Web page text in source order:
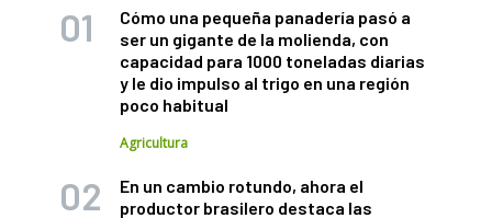
Cómo una pequeña panadería pasó a
ser un gigante de la molienda, con
capacidad para 1000 toneladas diarias
y le dio impulso al trigo en una región
poco habitual
Agricultura
En un cambio rotundo, ahora el
productor brasilero destaca las